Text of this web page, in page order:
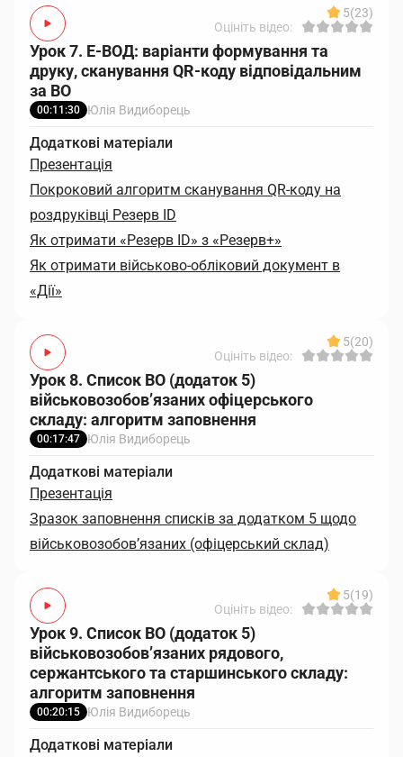
5(23)
Оцініть відео:
Урок 7. Е-ВОД: варіанти формування та
друку, сканування QR-коду відповідальним
за ВО
00:11:30 Юлія Видиборець
Додаткові матеріали
Презентація
Покроковий алгоритм сканування QR-коду на
роздруківці Резерв ID
Як отримати «Резерв ID» з «Резерв+»
Як отримати військово-обліковий документ в
«Дії»
5(20)
Оцініть відео:
Урок 8. Список ВО (додаток 5)
військовозобов’язаних офіцерського
складу: алгоритм заповнення
00:17:47 Юлія Видиборець
Додаткові матеріали
Презентація
Зразок заповнення списків за додатком 5 щодо
військовозобов’язаних (офіцерський склад)
5(19)
Оцініть відео:
Урок 9. Список ВО (додаток 5)
військовозобов’язаних рядового,
сержантського та старшинського складу:
алгоритм заповнення
00:20:15 Юлія Видиборець
Додаткові матеріали